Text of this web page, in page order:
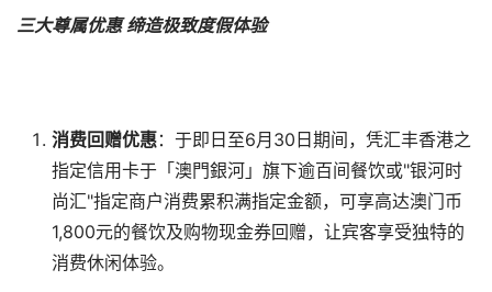
三大尊属优惠 缔造极致度假体验
消费回赠优惠：于即日至6月30日期间，凭汇丰香港之
指定信用卡于「澳門銀河」旗下逾百间餐饮或"银河时
尚汇"指定商户消费累积满指定金额，可享高达澳门币
1,800元的餐饮及购物现金券回赠，让宾客享受独特的
消费休闲体验。